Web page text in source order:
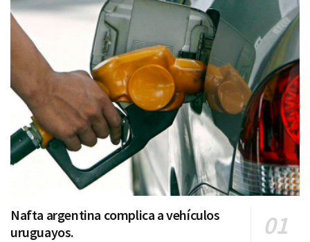
Nafta argentina complica a vehículos
uruguayos.